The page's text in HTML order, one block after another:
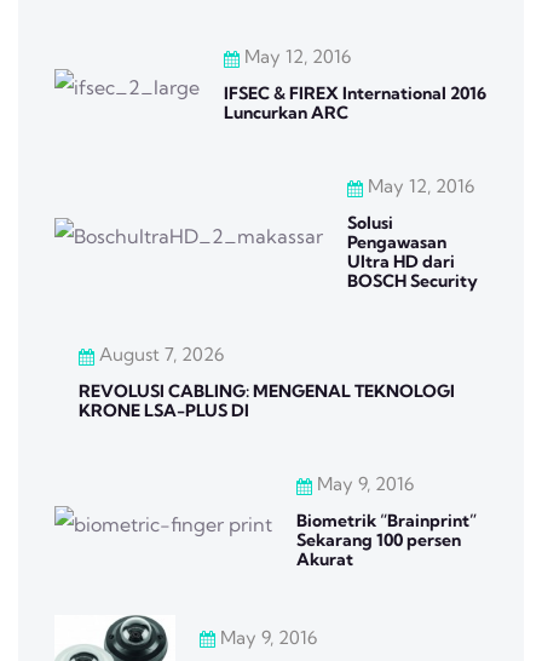
May 12, 2016
IFSEC & FIREX International 2016
Luncurkan ARC
May 12, 2016
Solusi
Pengawasan
Ultra HD dari
BOSCH Security
August 7, 2026
REVOLUSI CABLING: MENGENAL TEKNOLOGI
KRONE LSA-PLUS DI
May 9, 2016
Biometrik “Brainprint”
Sekarang 100 persen
Akurat
May 9, 2016